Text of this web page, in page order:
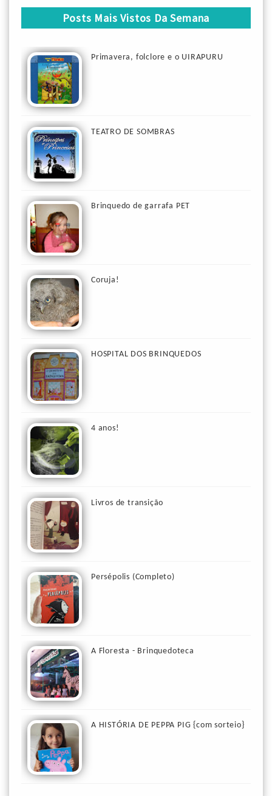
Posts Mais Vistos Da Semana
Primavera, folclore e o UIRAPURU
TEATRO DE SOMBRAS
Brinquedo de garrafa PET
Coruja!
HOSPITAL DOS BRINQUEDOS
4 anos!
Livros de transição
Persépolis (Completo)
A Floresta - Brinquedoteca
A HISTÓRIA DE PEPPA PIG {com sorteio}